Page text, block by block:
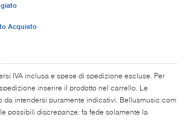
Acquisto
IVA inclusa e spese di spedizione escluse. Per
inserire il prodotto nel carrello. Le
da intendersi puramente indicativi. Bellusmusic.com
possibili discrepanze: fa fede solamente la